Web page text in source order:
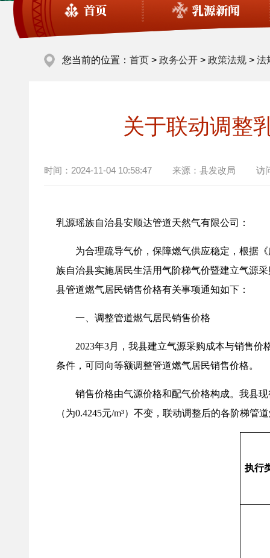
首页 乳源新闻
您当前的位置： 首页 > 政务公开 > 政策法规 > 法
关于联动调整
时间： 2024-11-04 10:58:47 来源： 县发改局 访
乳源瑶族自治县安顺达管道天然气有限公司：
为合理疏导气价，保障燃气供应稳定，根据《
族自治县实施居民生活用气阶梯气价暨建立气源
县管道燃气居民销售价格有关事项通知如下：
一、调整管道燃气居民销售价格
2023年3月，我县建立气源采购成本与销售价
条件，可同向等额调整管道燃气居民销售价格。
销售价格由气源价格和配气价格构成。我县现行
（为0.4245元/m³）不变，联动调整后的各阶梯管
执行